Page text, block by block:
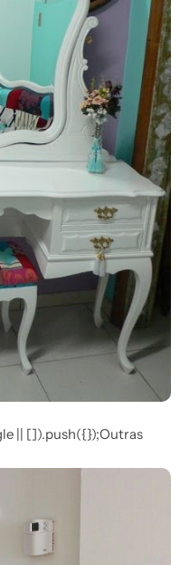
|| []).push({});Outras